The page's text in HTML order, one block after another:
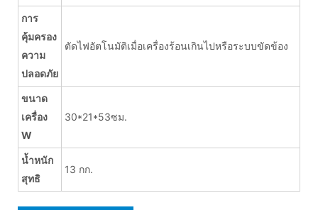
การ
คุ้มครอง
ความ
ปลอดภัย
ตัดไฟอัตโนมัติเมื่อเครื่องร้อนเกินไปหรือระบบขัดข้อง
ขนาด
เครื่อง
W
30*21*53ซม.
น้ำหนัก
สุทธิ
13 กก.